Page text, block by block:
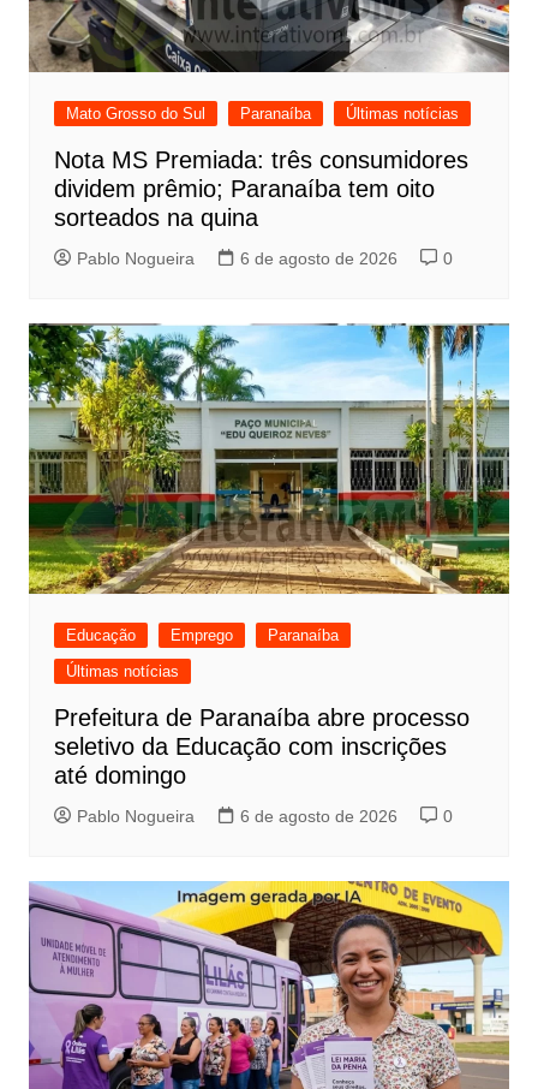
Mato Grosso do Sul Paranaíba Últimas notícias
Nota MS Premiada: três consumidores
dividem prêmio; Paranaíba tem oito
sorteados na quina
Pablo Nogueira 6 de agosto de 2026 0
Educação Emprego
Paranaíba
Últimas notícias
Prefeitura de Paranaíba abre processo
seletivo da Educação com inscrições
até domingo
Pablo Nogueira 6 de agosto de 2026 0